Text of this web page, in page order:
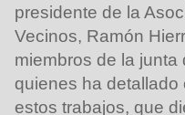
presidente de la
Vecinos, Ramón
miembros de la junta
quienes ha detallado
estos trabajos, que